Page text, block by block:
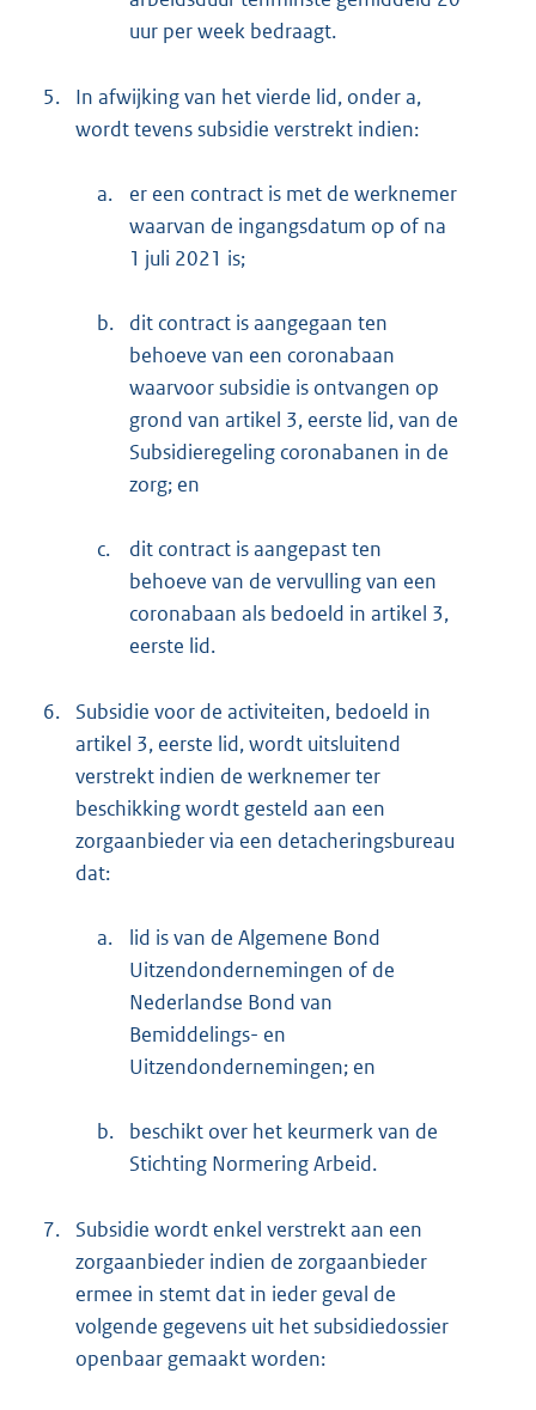
uur per week bedraagt.
5.
In afwijking van het vierde lid, onder a,
wordt tevens subsidie verstrekt indien:
a.
er een contract is met de werknemer
waarvan de ingangsdatum op of na
1 juli 2021 is;
b.
dit contract is aangegaan ten
behoeve van een coronabaan
waarvoor subsidie is ontvangen op
grond van artikel 3, eerste lid, van de
Subsidieregeling coronabanen in de
zorg; en
c.
dit contract is aangepast ten
behoeve van de vervulling van een
coronabaan als bedoeld in artikel 3,
eerste lid.
6.
Subsidie voor de activiteiten, bedoeld in
artikel 3, eerste lid, wordt uitsluitend
verstrekt indien de werknemer ter
beschikking wordt gesteld aan een
zorgaanbieder via een detacheringsbureau
dat:
a.
lid is van de Algemene Bond
Uitzendondernemingen of de
Nederlandse Bond van
Bemiddelings- en
Uitzendondernemingen; en
b.
beschikt over het keurmerk van de
Stichting Normering Arbeid.
7.
Subsidie wordt enkel verstrekt aan een
zorgaanbieder indien de zorgaanbieder
ermee in stemt dat in ieder geval de
volgende gegevens uit het subsidiedossier
openbaar gemaakt worden: